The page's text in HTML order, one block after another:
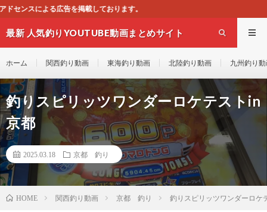
ります。
最新 人気釣りYOUTUBE動画まとめサイト
ホーム 関西釣り動画 東海釣り動画 北陸釣り動画 九州釣り
釣りスピリッツワンダーロケテストin
京都
2025.03.18 京都 釣り
HOME 関西釣り動画 京都 釣り 釣りスピリッツワンダーロケ